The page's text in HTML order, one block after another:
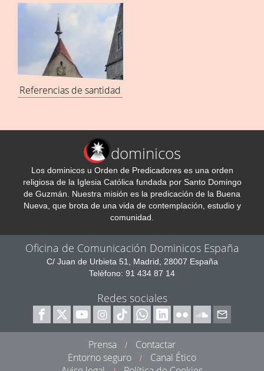
Referencias de santidad
dominicos
Los dominicos u Orden de Predicadores es una orden
religiosa de la Iglesia Católica fundada por Santo Domingo
de Guzmán. Nuestra misión es la predicación de la Buena
Nueva, que brota de una vida de contemplación, estudio y
comunidad.
Oficina de Comunicación Dominicos España
C/ Juan de Urbieta 51, Madrid, 28007 España
Teléfono: 91 434 87 14
Redes sociales
Prensa /
Contactar
Entorno seguro
/
Canal Ético